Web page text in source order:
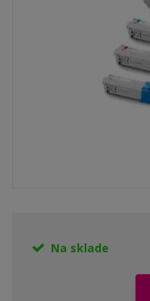
Na sklade